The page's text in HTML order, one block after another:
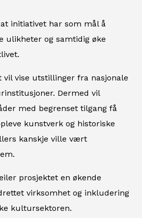
initiativet har som mål å
ulikheter og samtidig øke
vil vise utstillinger fra nasjonale
Dermed vil
med begrenset tilgang få
kunstverk og historiske
kanskje ville vært
prosjektet en økende
virksomhet og inkludering
kultursektoren.